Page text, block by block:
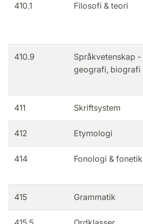
410.1 Filosofi & teori
410.9
Språkvetenskap -
geografi, biografi
411 Skriftsystem
412 Etymologi
414 Fonologi & fonetik
415 Grammatik